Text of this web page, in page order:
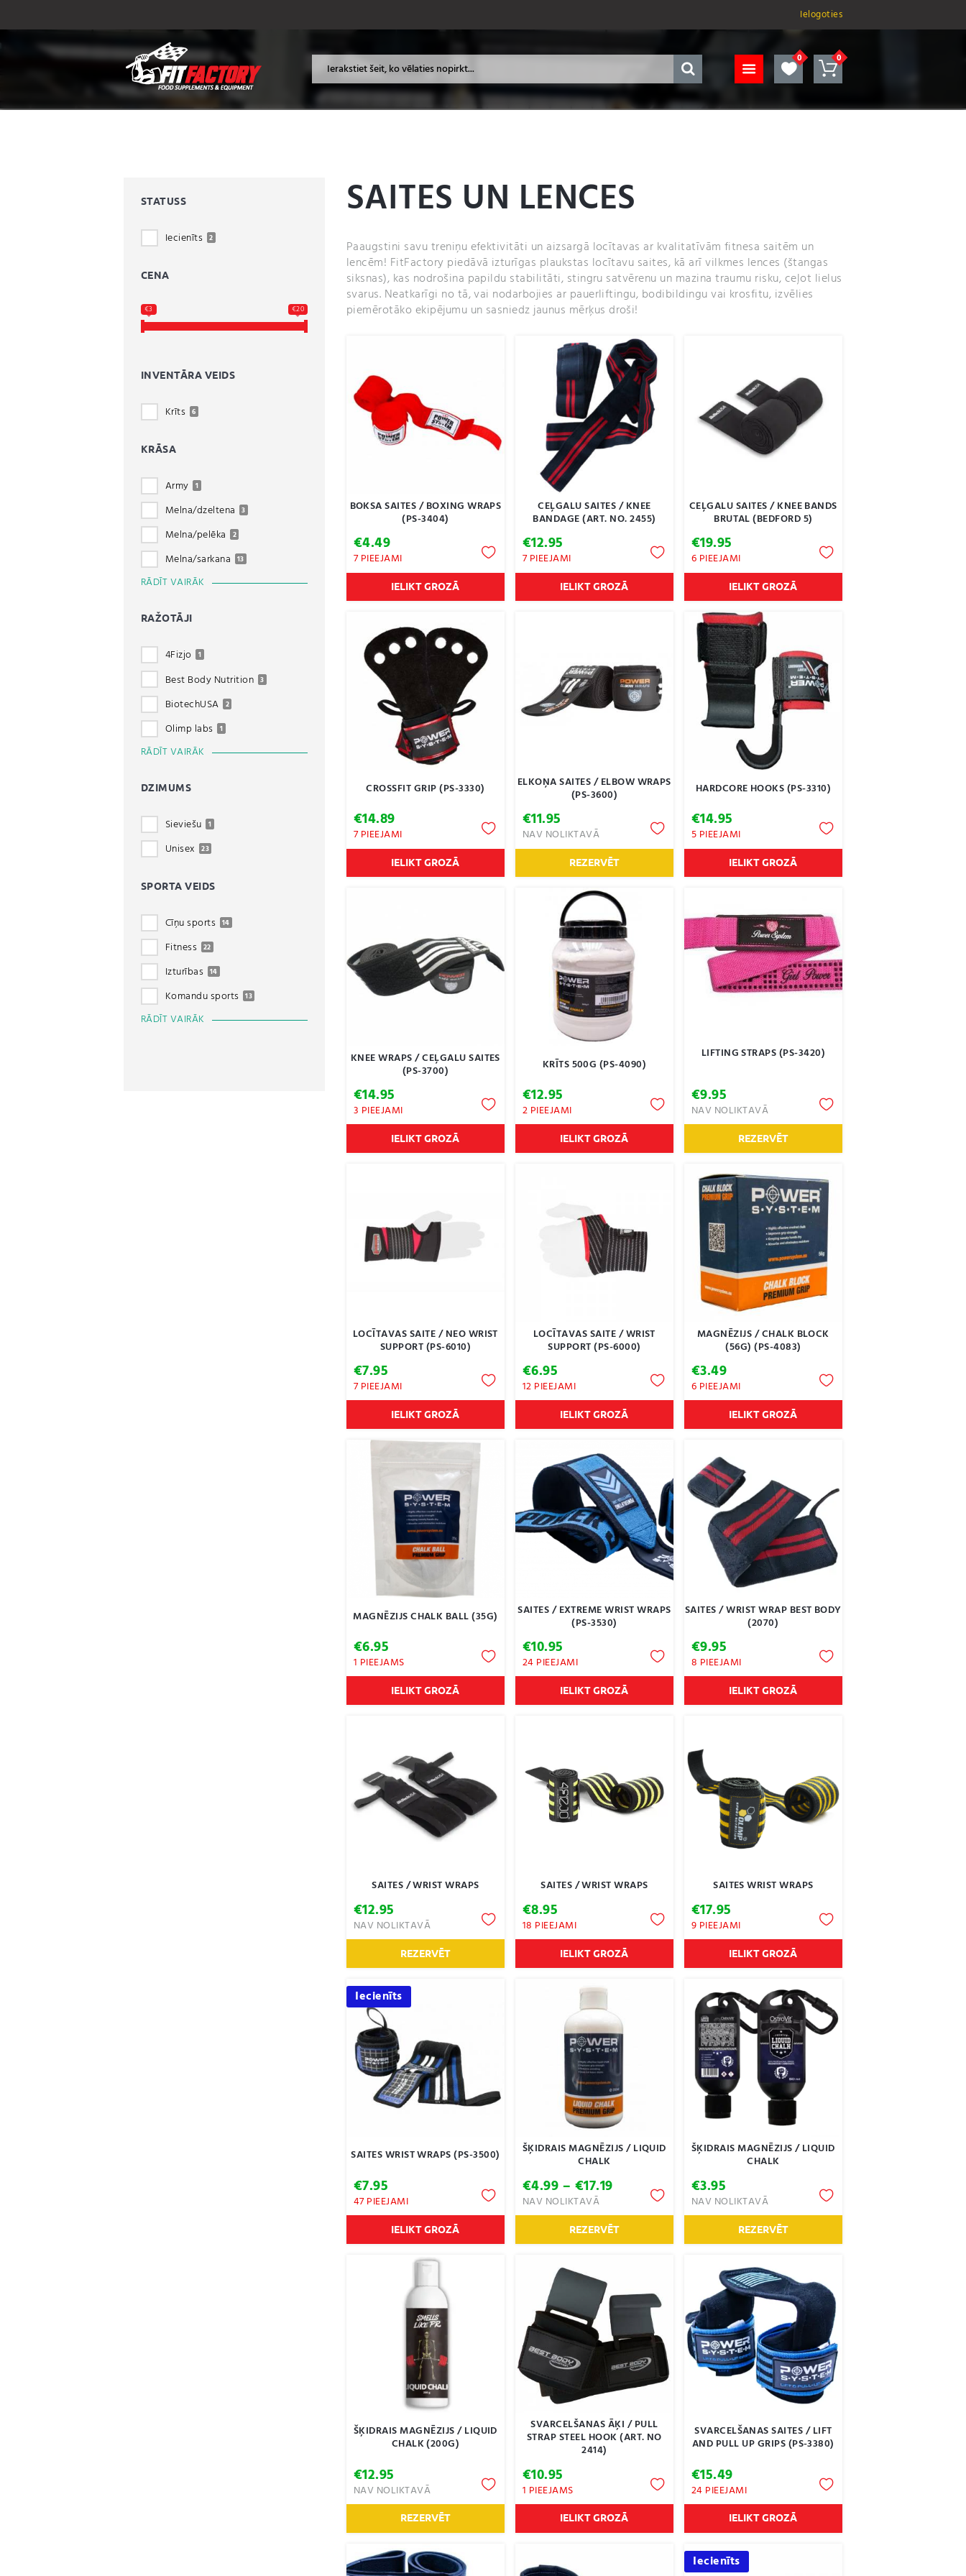
Ielogoties
SAITES UN LENCES
Paaugstini savu treniņu efektivitāti un aizsargā locītavas ar kvalitatīvām fitnesa saitēm un
lencēm! FitFactory piedāvā izturīgas plaukstas locītavu saites, kā arī vilkmes lences (štangas
siksnas), kas nodrošina papildu stabilitāti, stingru satvērenu un mazina traumu risku, ceļot lielus
svarus. Neatkarīgi no tā, vai nodarbojies ar pauerliftingu, bodibildingu vai krosfitu, izvēlies
piemērotāko ekipējumu un sasniedz jaunus mērķus droši!
BOKSA SAITES / BOXING WRAPS
(PS-3404)
€4.49
7 PIEEJAMI
IELIKT GROZĀ
CEĻGALU SAITES / KNEE
BANDAGE (ART. NO. 2455)
€12.95
7 PIEEJAMI
IELIKT GROZĀ
CEĻGALU SAITES / KNEE BANDS
BRUTAL (BEDFORD 5)
€19.95
6 PIEEJAMI
IELIKT GROZĀ
CROSSFIT GRIP (PS-3330)
€14.89
7 PIEEJAMI
IELIKT GROZĀ
ELKOŅA SAITES / ELBOW WRAPS
(PS-3600)
€11.95
NAV NOLIKTAVĀ
REZERVĒT
HARDCORE HOOKS (PS-3310)
€14.95
5 PIEEJAMI
IELIKT GROZĀ
KNEE WRAPS / CEĻGALU SAITES
(PS-3700)
€14.95
3 PIEEJAMI
IELIKT GROZĀ
KRĪTS 500G (PS-4090)
€12.95
2 PIEEJAMI
IELIKT GROZĀ
LIFTING STRAPS (PS-3420)
€9.95
NAV NOLIKTAVĀ
REZERVĒT
LOCĪTAVAS SAITE / NEO WRIST
SUPPORT (PS-6010)
€7.95
7 PIEEJAMI
IELIKT GROZĀ
LOCĪTAVAS SAITE / WRIST
SUPPORT (PS-6000)
€6.95
12 PIEEJAMI
IELIKT GROZĀ
MAGNĒZIJS / CHALK BLOCK
(56G) (PS-4083)
€3.49
6 PIEEJAMI
IELIKT GROZĀ
MAGNĒZIJS CHALK BALL (35G)
€6.95
1 PIEEJAMS
IELIKT GROZĀ
SAITES / EXTREME WRIST WRAPS
(PS-3530)
€10.95
24 PIEEJAMI
IELIKT GROZĀ
SAITES / WRIST WRAP BEST BODY
(2070)
€9.95
8 PIEEJAMI
IELIKT GROZĀ
SAITES / WRIST WRAPS
€12.95
NAV NOLIKTAVĀ
REZERVĒT
SAITES / WRIST WRAPS
€8.95
18 PIEEJAMI
IELIKT GROZĀ
SAITES WRIST WRAPS
€17.95
9 PIEEJAMI
IELIKT GROZĀ
Iecienīts
SAITES WRIST WRAPS (PS-3500)
€7.95
47 PIEEJAMI
IELIKT GROZĀ
ŠĶIDRAIS MAGNĒZIJS / LIQUID
CHALK
€4.99 – €17.19Price
range:
€4.99
through
€17.19
NAV NOLIKTAVĀ
REZERVĒT
ŠĶIDRAIS MAGNĒZIJS / LIQUID
CHALK
€3.95
NAV NOLIKTAVĀ
REZERVĒT
ŠĶIDRAIS MAGNĒZIJS / LIQUID
CHALK (200G)
€12.95
NAV NOLIKTAVĀ
REZERVĒT
SVARCELŠANAS ĀĶI / PULL
STRAP STEEL HOOK (ART. NO
2414)
€10.95
1 PIEEJAMS
IELIKT GROZĀ
SVARCELŠANAS SAITES / LIFT
AND PULL UP GRIPS (PS-3380)
€15.49
24 PIEEJAMI
IELIKT GROZĀ
Iecienīts
STATUSS
Iecienīts 2
CENA
€3 €20
INVENTĀRA VEIDS
Krīts 6
KRĀSA
Army 1
Melna/dzeltena 3
Melna/pelēka 2
Melna/sarkana 13
RĀDĪT VAIRĀK
RAŽOTĀJI
4Fizjo 1
Best Body Nutrition 3
BiotechUSA 2
Olimp labs 1
RĀDĪT VAIRĀK
DZIMUMS
Sieviešu 1
Unisex 23
SPORTA VEIDS
Cīņu sports 14
Fitness 22
Izturības 14
Komandu sports 13
RĀDĪT VAIRĀK